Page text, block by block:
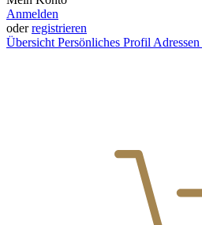
Anmelden
oderregistrieren
Übersicht Persönliches Profil Adressen